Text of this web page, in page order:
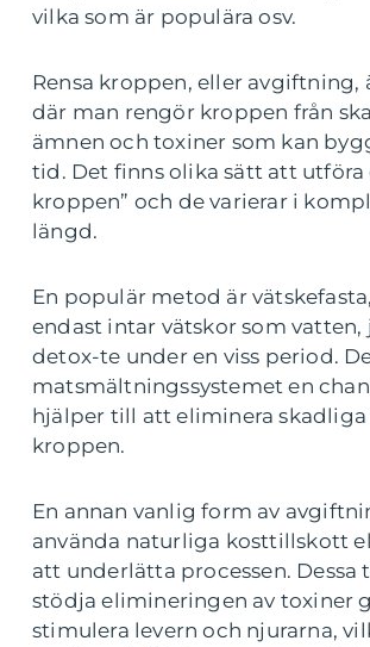
vilka som är populära osv.
Rensa kroppen, eller avgiftning,
där man rengör kroppen från
ämnen och toxiner som kan
tid. Det finns olika sätt att utföra
kroppen” och de varierar i
längd.
En populär metod är
endast intar vätskor som vatten,
detox-te under en viss period.
matsmältningssystemet en
hjälper till att eliminera skadliga
kroppen.
En annan vanlig form av
använda naturliga kosttillskott
att underlätta processen. Dessa
stödja elimineringen av toxiner
stimulera levern och njurarna,